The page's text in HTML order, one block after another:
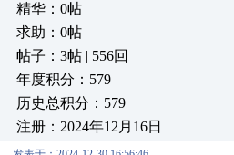
精华：0帖
求助：0帖
帖子：3帖 | 556回
年度积分：579
历史总积分：579
注册：2024年12月16日